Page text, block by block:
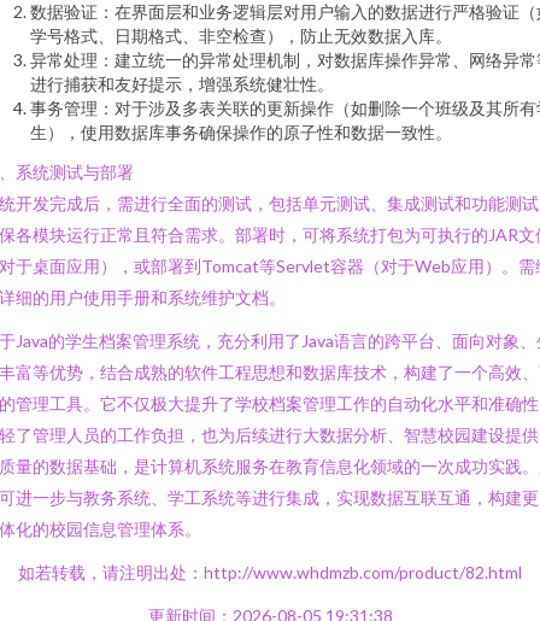
数据验证：在界面层和业务逻辑层对用户输入的数据进行严格验证（
学号格式、日期格式、非空检查），防止无效数据入库。
异常处理：建立统一的异常处理机制，对数据库操作异常、网络异常
进行捕获和友好提示，增强系统健壮性。
事务管理：对于涉及多表关联的更新操作（如删除一个班级及其所有
生），使用数据库事务确保操作的原子性和数据一致性。
系统测试与部署
开发完成后，需进行全面的测试，包括单元测试、集成测试和功能测
各模块运行正常且符合需求。部署时，可将系统打包为可执行的JAR文
于桌面应用），或部署到Tomcat等Servlet容器（对于Web应用）。需
细的用户使用手册和系统维护文档。
Java的学生档案管理系统，充分利用了Java语言的跨平台、面向对象、
富等优势，结合成熟的软件工程思想和数据库技术，构建了一个高效
管理工具。它不仅极大提升了学校档案管理工作的自动化水平和准确
了管理人员的工作负担，也为后续进行大数据分析、智慧校园建设提
量的数据基础，是计算机系统服务在教育信息化领域的一次成功实践
进一步与教务系统、学工系统等进行集成，实现数据互联互通，构建
化的校园信息管理体系。
如若转载，请注明出处：http://www.whdmzb.com/product/82.html
更新时间：2026-08-05 19:31:38